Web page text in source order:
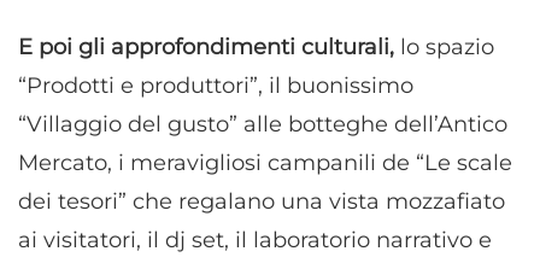
E poi gli approfondimenti culturali, lo spazio
“Prodotti e produttori”, il buonissimo
“Villaggio del gusto” alle botteghe dell’Antico
Mercato, i meravigliosi campanili de “Le scale
dei tesori” che regalano una vista mozzafiato
ai visitatori, il dj set, il laboratorio narrativo e